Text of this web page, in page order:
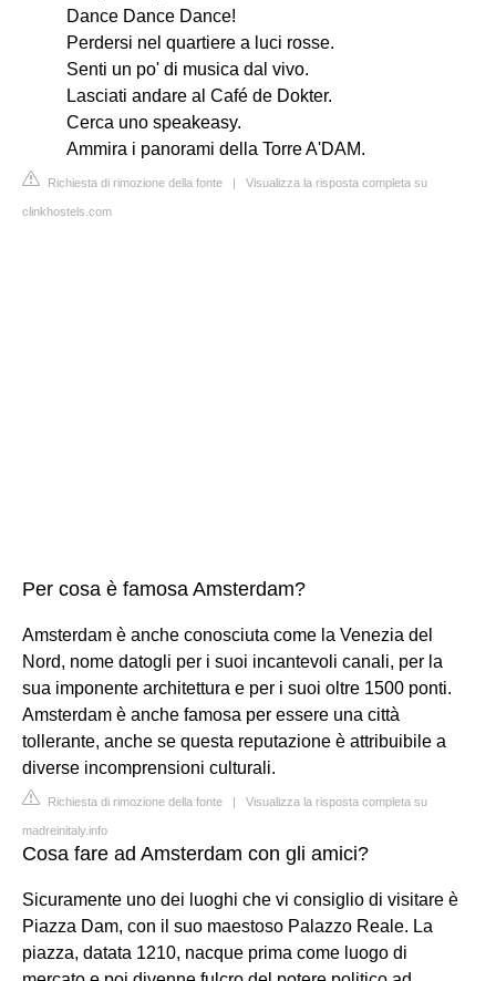
Dance Dance Dance!
Perdersi nel quartiere a luci rosse.
Senti un po' di musica dal vivo.
Lasciati andare al Café de Dokter.
Cerca uno speakeasy.
Ammira i panorami della Torre A'DAM.
Richiesta di rimozione della fonte | Visualizza la risposta completa su
clinkhostels.com
Per cosa è famosa Amsterdam?
Amsterdam è anche conosciuta come la Venezia del
Nord, nome datogli per i suoi incantevoli canali, per la
sua imponente architettura e per i suoi oltre 1500 ponti.
Amsterdam è anche famosa per essere una città
tollerante, anche se questa reputazione è attribuibile a
diverse incomprensioni culturali.
Richiesta di rimozione della fonte | Visualizza la risposta completa su
madreinitaly.info
Cosa fare ad Amsterdam con gli amici?
Sicuramente uno dei luoghi che vi consiglio di visitare è
Piazza Dam, con il suo maestoso Palazzo Reale. La
piazza, datata 1210, nacque prima come luogo di